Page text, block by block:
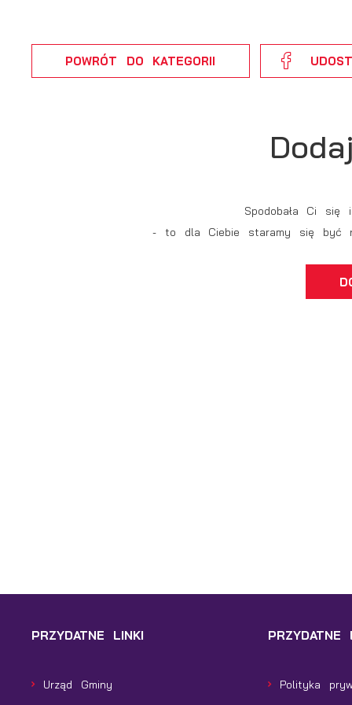
POWRÓT DO KATEGORII
Spodobała Ci się
- to dla Ciebie staramy się być
PRZYDATNE LINKI
Urząd Gminy
PRZYDATNE
Polityka